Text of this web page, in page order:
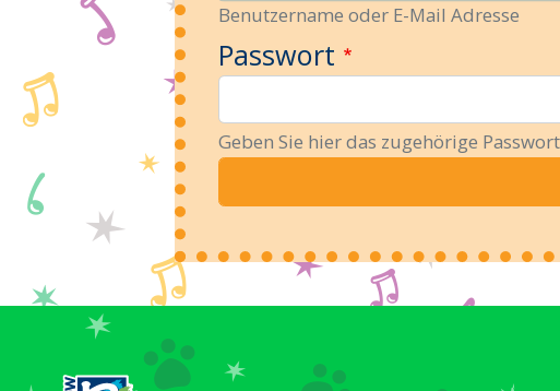
Benutzername oder E-Mail Adresse
Passwort
Geben Sie hier das zugehörige